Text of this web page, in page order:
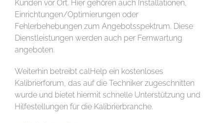
Kunden vor Ort. Hier gehören auch Installationen,
Einrichtungen/Optimierungen oder
Fehlerbehebungen zum Angebotsspektrum. Diese
Dienstleistungen werden auch per Fernwartung
angeboten.
Weiterhin betreibt calHelp ein kostenloses
Kalibrierforum, das auf die Techniker zugeschnitten
wurde und bietet hiermit schnelle Unterstützung und
Hilfestellungen für die Kalibrierbranche.